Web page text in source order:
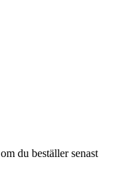
om du beställer senast